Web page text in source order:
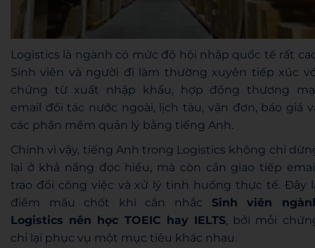
Logistics là ngành có mức độ hội nhập quốc tế rất
Sinh viên và người đi làm thường xuyên tiếp xúc
chứng từ xuất nhập khẩu, hợp đồng thương
email đối tác nước ngoài, lịch tàu, vận đơn, báo giá
các phần mềm quản lý bằng tiếng Anh.
Chính vì vậy, tiếng Anh trong Logistics không chỉ
lại ở khả năng đọc hiểu, mà còn cần giao tiếp
trao đổi công việc và xử lý tình huống thực tế. Đây
điểm mấu chốt khi cân nhắc Sinh viên
Logistics nên học TOEIC hay IELTS, bởi mỗi
chỉ lại phục vụ một mục tiêu khác nhau.